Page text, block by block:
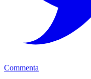
Commenta